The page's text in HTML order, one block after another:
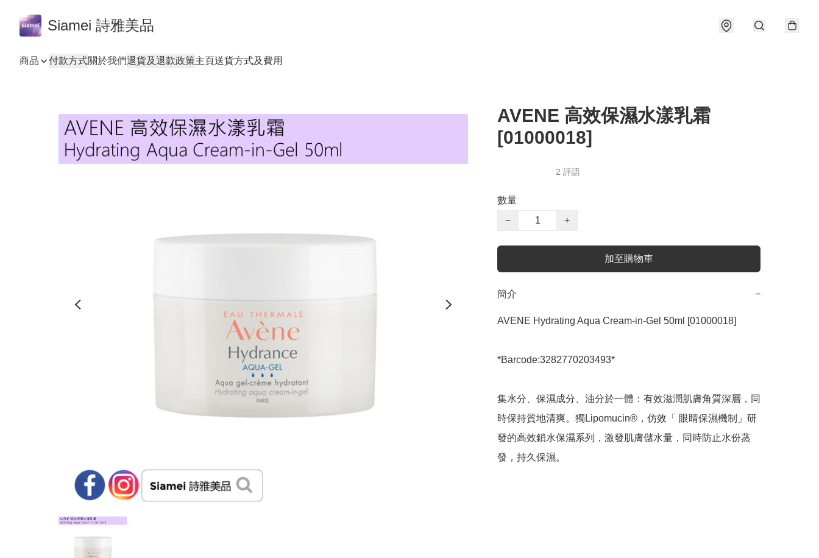
Siamei 詩雅美品
商品 付款方式關於我們退貨及退款政策主頁送貨方式及費用
AVENE 高效保濕水漾乳霜
[01000018]
2 評語
數量
−
+
加至購物車
簡介 −
AVENE Hydrating Aqua Cream-in-Gel 50ml [01000018]
*Barcode:3282770203493*
集水分、保濕成分、油分於一體：有效滋潤肌膚角質深層，同
時保持質地清爽。獨Lipomucin®，仿效「 眼睛保濕機制」研
發的高效鎖水保濕系列，激發肌膚儲水量，同時防止水份蒸
發，持久保濕。